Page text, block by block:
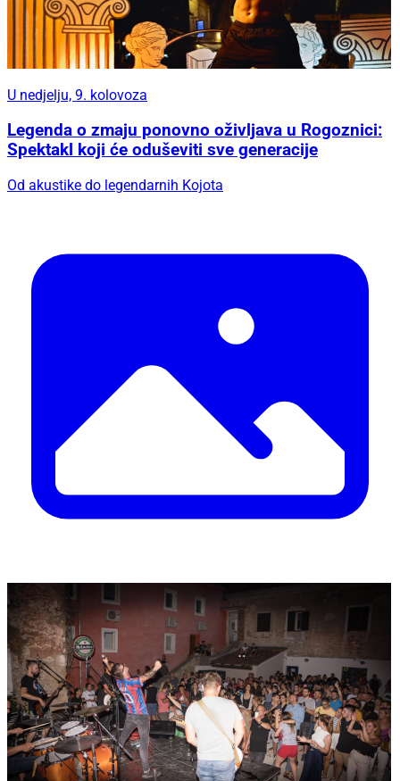
U nedjelju, 9. kolovoza
Legenda o zmaju ponovno oživljava u Rogoznici:
Spektakl koji će oduševiti sve generacije
Od akustike do legendarnih Kojota